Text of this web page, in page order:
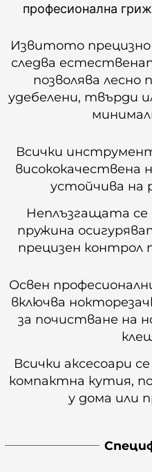
професионална
Извитото
следва
позволява лесно
удебелени, твърди
Всички
висококачествена
устойчива на
Неплъзгащата
пружина
прецизен контрол
Освен
включва
за почистване на
Всички аксесоари
компактна кутия,
у дома или